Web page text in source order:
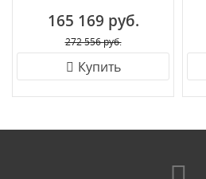
165 169 руб.
272 556 руб.
Купить